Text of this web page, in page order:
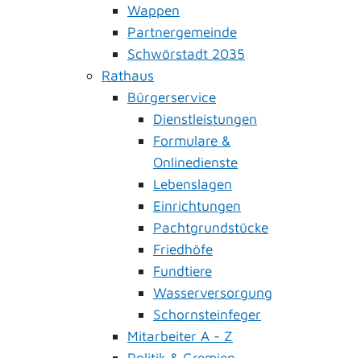
Wappen
Partnergemeinde
Schwörstadt 2035
Rathaus
Bürgerservice
Dienstleistungen
Formulare &
Onlinedienste
Lebenslagen
Einrichtungen
Pachtgrundstücke
Friedhöfe
Fundtiere
Wasserversorgung
Schornsteinfeger
Mitarbeiter A - Z